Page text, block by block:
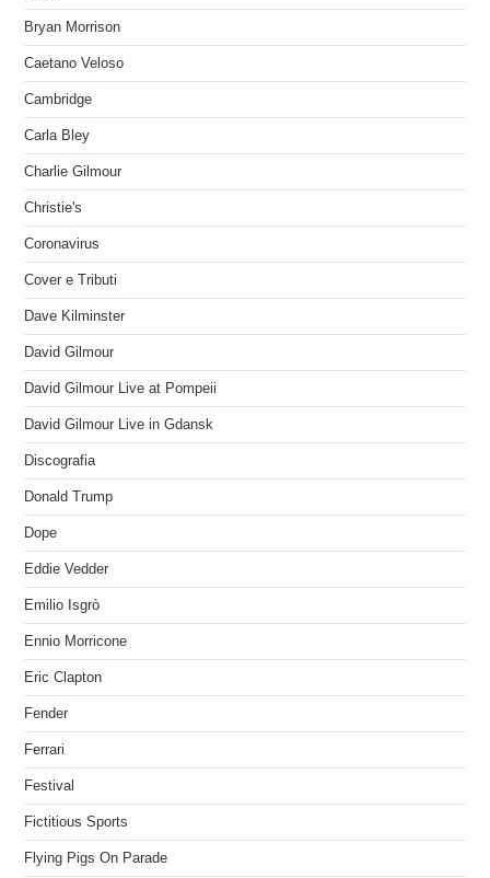
Bryan Morrison
Caetano Veloso
Cambridge
Carla Bley
Charlie Gilmour
Christie's
Coronavirus
Cover e Tributi
Dave Kilminster
David Gilmour
David Gilmour Live at Pompeii
David Gilmour Live in Gdansk
Discografia
Donald Trump
Dope
Eddie Vedder
Emilio Isgrò
Ennio Morricone
Eric Clapton
Fender
Ferrari
Festival
Fictitious Sports
Flying Pigs On Parade